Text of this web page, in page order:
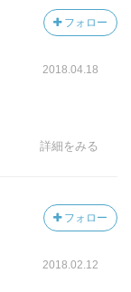
フォロー
2018.04.18
詳細をみる
フォロー
2018.02.12